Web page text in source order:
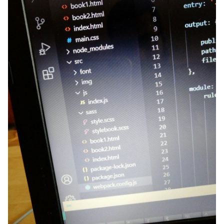
could not resolve module mini-css-extract-
plugin
تأكد أن تقوم بتثبيت الـPlugin
:
npm install --save-dev mini-css-extract-
plugin